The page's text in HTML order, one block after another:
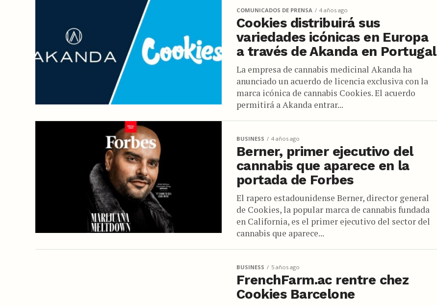
COMUNICADOS DE PRENSA 4 años ago
Cookies distribuirá sus
variedades icónicas en Europa
a través de Akanda en Portugal
La empresa de cannabis medicinal Akanda ha
anunciado un acuerdo de licencia exclusiva con la
marca icónica de cannabis Cookies. El acuerdo
permitirá a Akanda entrar...
BUSINESS 4 años ago
Berner, primer ejecutivo del
cannabis que aparece en la
portada de Forbes
El rapero estadounidense Berner, director general
de Cookies, la popular marca de cannabis fundada
en California, es el primer ejecutivo del sector del
cannabis que aparece...
BUSINESS 5 años ago
FrenchFarm.ac rentre chez
Cookies Barcelone